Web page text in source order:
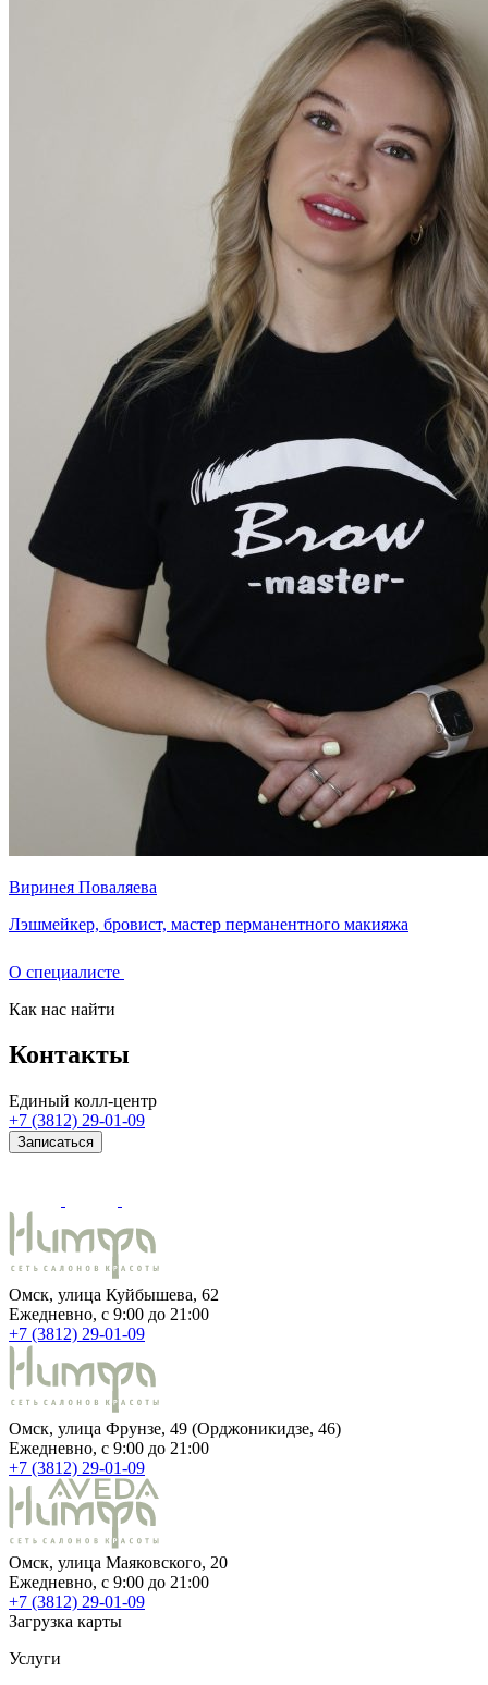
Виринея Поваляева
Лэшмейкер, бровист, мастер перманентного макияжа
О специалисте
Как нас найти
Контакты
Единый колл-центр
+7 (3812) 29-01-09
Записаться
Омск, улица Куйбышева, 62
Ежедневно, c 9:00 до 21:00
+7 (3812) 29-01-09
Омск, улица Фрунзе, 49 (Орджоникидзе, 46)
Ежедневно, c 9:00 до 21:00
+7 (3812) 29-01-09
Омск, улица Маяковского, 20
Ежедневно, c 9:00 до 21:00
+7 (3812) 29-01-09
Загрузка карты
Услуги